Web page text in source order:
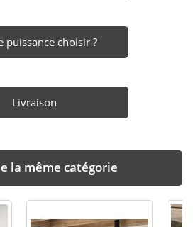
puissance choisir ?
Livraison
la même catégorie